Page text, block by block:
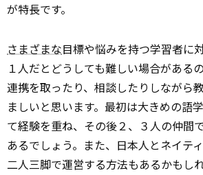
が特長です。
さまざまな目標や悩みを持つ学習者に
１人だとどうしても難しい場合がある
連携を取ったり、相談したりしながら
ましいと思います。最初は大きめの語
て経験を重ね、その後２、３人の仲間
あるでしょう。また、日本人とネイテ
二人三脚で運営する方法もあるかもし